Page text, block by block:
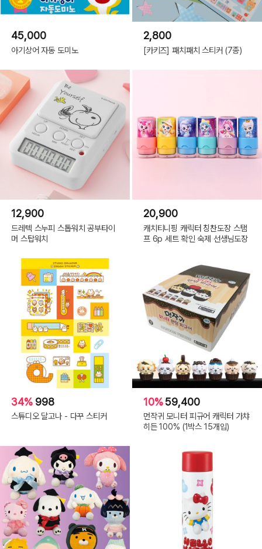
45,000
아기상어 자동 도미노
2,800
[카키즈] 패치패치 스티커 (7종)
12,900
드레텍 스누피 스톱워치 공부타이
머 스탑워치
20,900
캐치티니핑 캐릭터 칭찬도장 스탬
프 6p 세트 확인 숙제 선생님도장
34% 998
스튜디오 달고나 - 다꾸 스티커
10%59,400
먼작귀 모니터 피규어 캐릭터 가챠
히든 100% (1박스 15개입)